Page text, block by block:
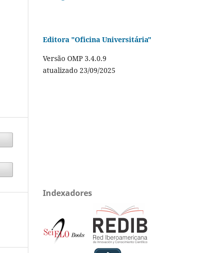
Editora "Oficina Universitária"
Versão OMP 3.4.0.9
atualizado 23/09/2025
Indexadores